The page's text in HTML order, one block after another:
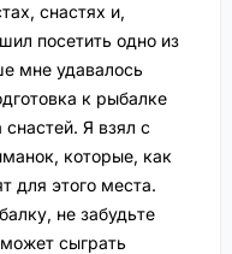
снастях и,
посетить одно из
мне удавалось
к рыбалке
Я взял с
которые, как
для этого места.
не забудьте
сыграть